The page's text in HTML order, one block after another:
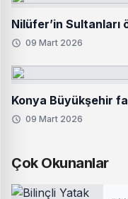
Nilüfer’in
09 Mart 2026
Konya Büyükşehir
09 Mart 2026
Çok Okunanlar